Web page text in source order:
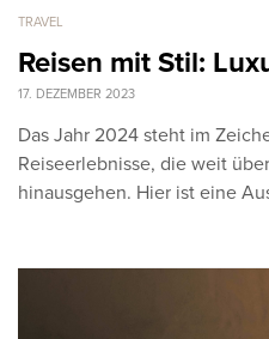
TRAVEL
Reisen mit Stil:
17. DEZEMBER 2023
Das Jahr 2024 steht im
Reiseerlebnisse, die weit
hinausgehen. Hier ist eine